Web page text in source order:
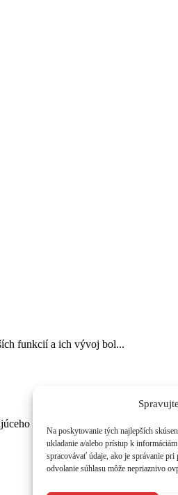
Na poskytovanie tých najlepších
ukladanie a/alebo prístup k
spracovávať údaje, ako je správanie
odvolanie súhlasu môže nepriaznivo
funkcií a ich vývoj bol...
čítania o autách v